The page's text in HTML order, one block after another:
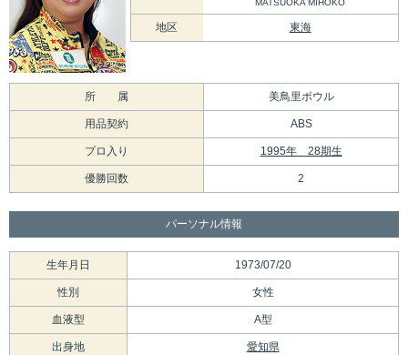
MATSUOKA MIHOKO
地区 東海
所 属 美鳥里ボウル
用品契約 ABS
プロ入り 1995年 28期生
優勝回数 2
パーソナル情報
生年月日 1973/07/20
性別 女性
血液型 A型
出身地 愛知県